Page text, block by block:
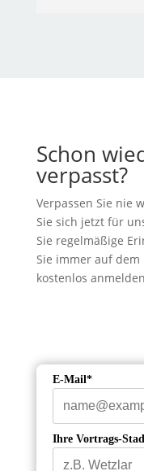
Schon
verpasst?
Verpassen Sie nie
Sie sich jetzt für
Sie regelmäßige
Sie immer auf
kostenlos
E-Mail*
Ihre Vortrags-